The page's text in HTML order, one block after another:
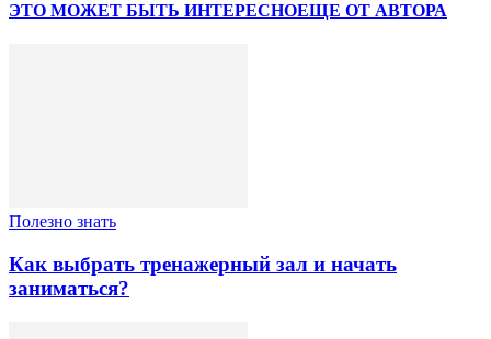
ЭТО МОЖЕТ БЫТЬ ИНТЕРЕСНОЕЩЕ ОТ АВТОРА
Полезно знать
Как выбрать тренажерный зал и начать
заниматься?